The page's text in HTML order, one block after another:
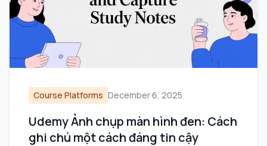
Course Platforms December 6, 2025
Udemy Ảnh chụp màn hình đen: Cách
ghi chú một cách đáng tin cậy